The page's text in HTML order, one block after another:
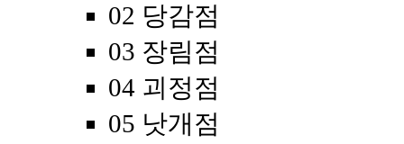
02 당감점
03 장림점
04 괴정점
05 낫개점